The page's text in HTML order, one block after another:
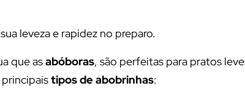
leveza e rapidez no preparo.
que asabóboras, são perfeitas para pratos
tipos de abobrinhas: